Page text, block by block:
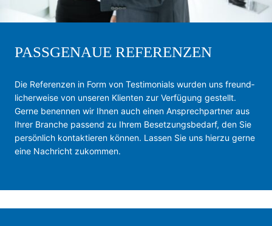
PASSGENAUE REFERENZEN
Die Re­fe­ren­zen in Form von Tes­ti­mo­ni­als wur­den uns freund­
li­cher­wei­se von un­se­ren Kli­en­ten zur Ver­fü­gung ge­stellt.
Gerne be­nen­nen wir Ih­nen auch ei­nen An­sprech­part­ner aus
Ih­rer Bran­che passend zu Ihrem Besetzungsbedarf, den Sie
per­sön­lich kon­tak­tie­ren kön­nen. Lassen Sie uns hierzu gerne
eine Nachricht zukommen.